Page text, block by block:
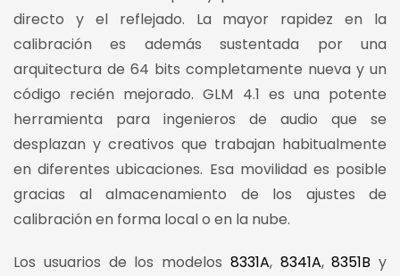
directo y el reflejado. La mayor rapidez en la
calibración es además sustentada por una
arquitectura de 64 bits completamente nueva y un
código recién mejorado. GLM 4.1 es una potente
herramienta para ingenieros de audio que se
desplazan y creativos que trabajan habitualmente
en diferentes ubicaciones. Esa movilidad es posible
gracias al almacenamiento de los ajustes de
calibración en forma local o en la nube.
Los usuarios de los modelos 8331A, 8341A,8351B y